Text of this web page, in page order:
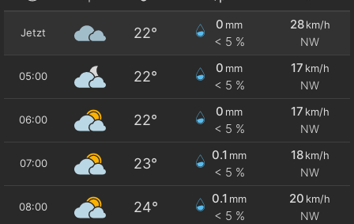
Jetzt 22°
0 mm
< 5 %
28 km/h
NW
05:00 22°
0 mm
< 5 %
17 km/h
NW
06:00 22°
0 mm
< 5 %
17 km/h
NW
07:00 23°
0.1 mm
< 5 %
18 km/h
NW
08:00 24°
0.1 mm
< 5 %
20 km/h
NW